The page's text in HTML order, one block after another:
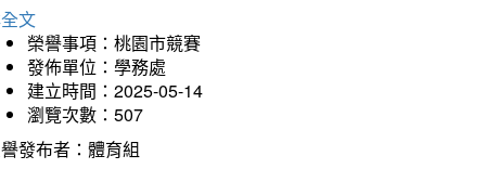
文
榮譽事項：桃園市競賽
發佈單位：學務處
建立時間：2025-05-14
瀏覽次數：507
發布者：體育組